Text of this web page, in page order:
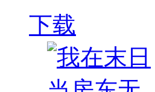
下载